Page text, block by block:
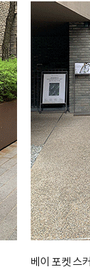
베이 포켓 스